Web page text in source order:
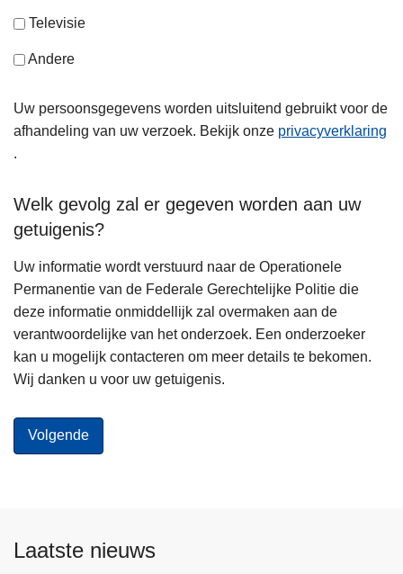
Televisie
Andere
Uw persoonsgegevens worden uitsluitend gebruikt voor de
afhandeling van uw verzoek. Bekijk onze privacyverklaring
.
Welk gevolg zal er gegeven worden aan uw
getuigenis?
Uw informatie wordt verstuurd naar de Operationele
Permanentie van de Federale Gerechtelijke Politie die
deze informatie onmiddellijk zal overmaken aan de
verantwoordelijke van het onderzoek. Een onderzoeker
kan u mogelijk contacteren om meer details te bekomen.
Wij danken u voor uw getuigenis.
Laatste nieuws